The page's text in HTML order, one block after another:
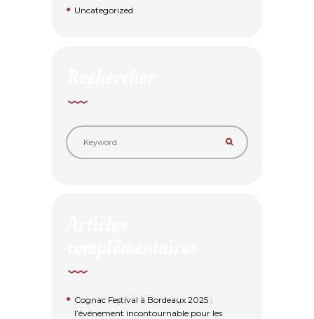
Uncategorized
Cognac Festival à Bordeaux 2025 :
l’événement incontournable pour les